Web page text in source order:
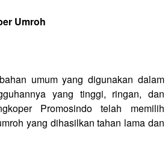
Umroh
umum yang digunakan dalam
yang tinggi, ringan, dan
Promosindo telah memilih
yang dihasilkan tahan lama dan